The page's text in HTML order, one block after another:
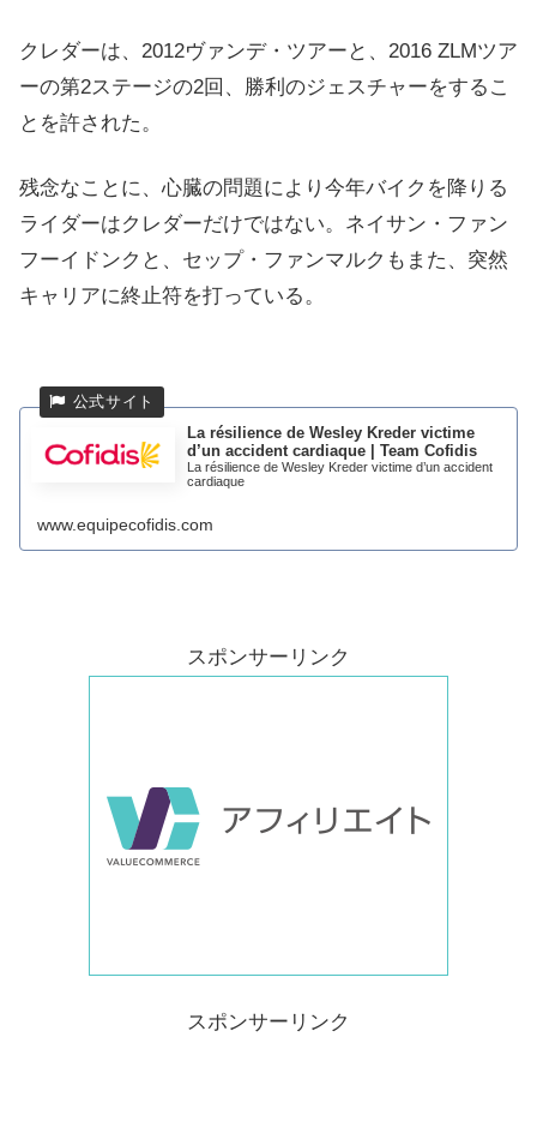
クレダーは、2012ヴァンデ・ツアーと、2016 ZLMツア
ーの第2ステージの2回、勝利のジェスチャーをするこ
とを許された。
残念なことに、心臓の問題により今年バイクを降りる
ライダーはクレダーだけではない。ネイサン・ファン
フーイドンクと、セップ・ファンマルクもまた、突然
キャリアに終止符を打っている。
La résilience de Wesley Kreder victime
d’un accident cardiaque | Team Cofidis
La résilience de Wesley Kreder victime d’un accident
cardiaque
www.equipecofidis.com
スポンサーリンク
スポンサーリンク